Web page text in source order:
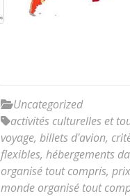
Uncategorized
activités culturelles et
voyage, billets d'avion,
flexibles, hébergements
organisé tout compris,
monde organisé tout